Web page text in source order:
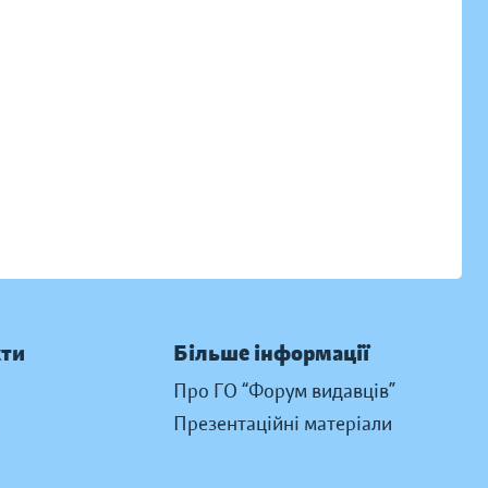
Більше інформації
Про ГО “Форум видавців”
Презентаційні матеріали